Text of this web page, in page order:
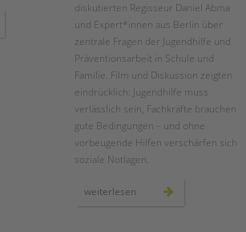
diskutierten Regisseur Daniel Abma
und Expert*innen aus Berlin über
zentrale Fragen der Jugendhilfe und
Präventionsarbeit in Schule und
Familie. Film und Diskussion zeigten
eindrücklich: Jugendhilfe muss
verlässlich sein, Fachkräfte brauchen
gute Bedingungen – und ohne
vorbeugende Hilfen verschärfen sich
soziale Notlagen.
weiterlesen